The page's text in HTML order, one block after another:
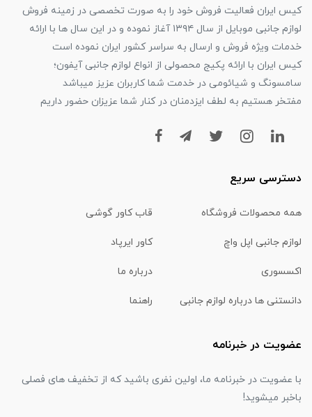
کیس ایران فعالیت فروش خود را به صورت تخصصی در زمینه فروش
لوازم جانبی موبایل از سال ۱۳۹۴ آغاز نموده و در این سال ها با ارائه
خدمات ویژه فروش و ارسال به سراسر کشور ایران نموده است
کیس ایران با ارائه پکیج محصولی از انواع لوازم جانبی آیفون؛
سامسونگ و شیائومی در خدمت شما کاربران عزیز میباشد
مفتخر هستیم به لطف ایزدمنان در کنار شما عزیزان حضور داریم
دسترسی سریع
همه محصولات فروشگاه قاب کاور گوشی
لوازم جانبی اپل واچ کاور ایرپاد
اکسسوری درباره ما
دانستنی ها درباره لوازم جانبی راهنما
عضویت در خبرنامه
با عضویت در خبرنامه ما، اولین نفری باشید که از تخفیف های فصلی
باخبر میشوید!